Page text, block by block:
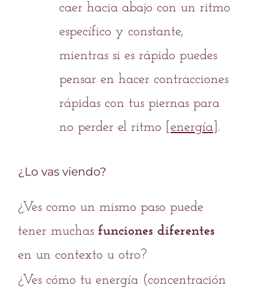
caer hacia abajo con un ritmo
específico y constante,
mientras si es rápido puedes
pensar en hacer contracciones
rápidas con tus piernas para
no perder el ritmo [ energía ].
¿Lo vas viendo?
¿Ves como un mismo paso puede
tener muchas funciones diferentes
en un contexto u otro?
¿Ves cómo tu energía (concentración